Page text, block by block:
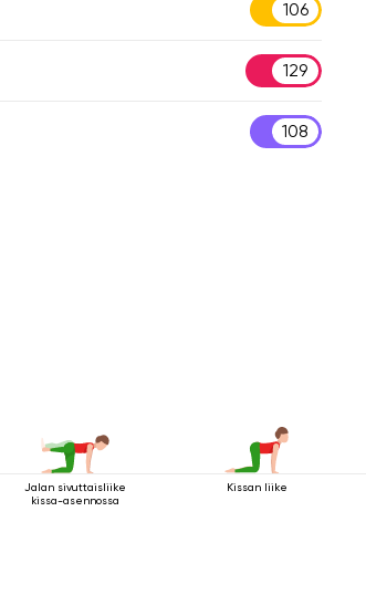
106
129
108
Jalan sivuttaisliike
kissa-asennossa
Kissan liike